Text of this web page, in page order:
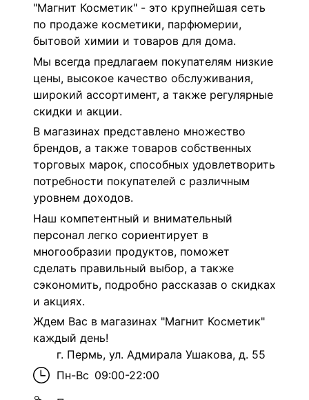
"Магнит Косметик" - это крупнейшая сеть
по продаже косметики, парфюмерии,
бытовой химии и товаров для дома.
Мы всегда предлагаем покупателям низкие
цены, высокое качество обслуживания,
широкий ассортимент, а также регулярные
скидки и акции.
В магазинах представлено множество
брендов, а также товаров собственных
торговых марок, способных удовлетворить
потребности покупателей с различным
уровнем доходов.
Наш компетентный и внимательный
персонал легко сориентирует в
многообразии продуктов, поможет
сделать правильный выбор, а также
сэкономить, подробно рассказав о скидках
и акциях.
Ждем Вас в магазинах "Магнит Косметик"
каждый день!
г. Пермь, ул. Адмирала Ушакова, д. 55
Пн-Вс 09:00-22:00